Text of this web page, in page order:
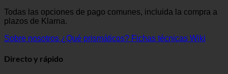
Todas las opciones de pago comunes, incluida la compra a
plazos de Klarna.
Sobre nosotros ¿Qué prismáticos? Fichas técnicas Wiki
Directo y rápido